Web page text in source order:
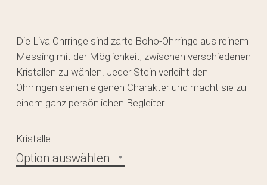
Die Liva Ohrringe sind zarte Boho-Ohrringe aus reinem
Messing mit der Möglichkeit, zwischen verschiedenen
Kristallen zu wählen. Jeder Stein verleiht den
Ohrringen seinen eigenen Charakter und macht sie zu
einem ganz persönlichen Begleiter.
Kristalle
Option auswählen